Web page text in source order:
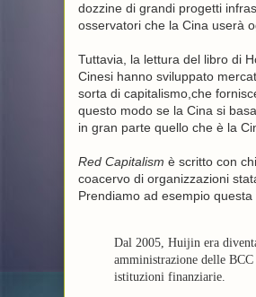
dozzine di grandi progetti
osservatori che la Cina userà
Tuttavia, la lettura del libro di
Cinesi hanno sviluppato
sorta di capitalismo,che
questo modo se la Cina si
in gran parte quello che è la
Red Capitalism è scritto con
coacervo di organizzazioni
Prendiamo ad esempio questa
Dal 2005, Huijin era
amministrazione delle
istituzioni finanziarie.